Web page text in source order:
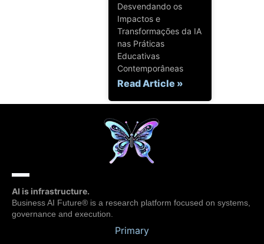
Desvendando os
Impactos e
Transformações da IA
nas Práticas
Educativas
Contemporâneas
Read Article »
AI is infrastructure.
Business AI Future® is a research platform focused on systems,
governance and execution.
Primary